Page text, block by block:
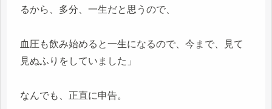
るから、多分、一生だと思うので、
血圧も飲み始めると一生になるので、今まで、見て
見ぬふりをしていました」
なんでも、正直に申告。